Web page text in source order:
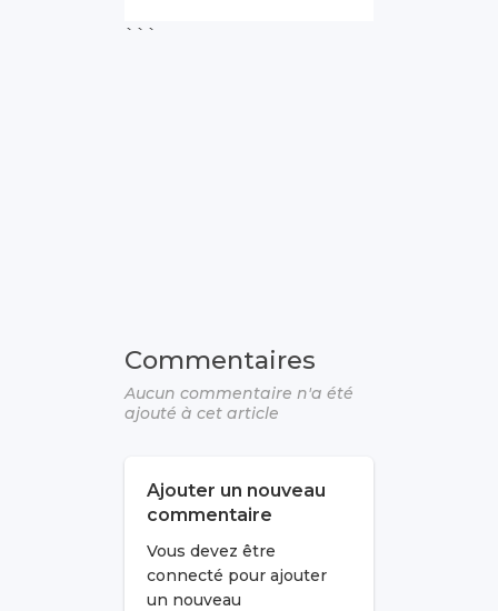
```
Commentaires
Aucun commentaire n'a été
ajouté à cet article
Ajouter un nouveau
commentaire
Vous devez être
connecté pour ajouter
un nouveau